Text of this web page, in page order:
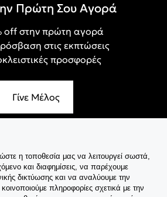
Πρώτη Σου Αγορά
off στην πρώτη αγορά
στις εκπτώσεις
προσφορές
Γίνε Μέλος
η τοποθεσία μας να λειτουργεί σωστά,
και διαφημίσεις, να παρέχουμε
δικτύωσης και να αναλύουμε την
πληροφορίες σχετικά με την